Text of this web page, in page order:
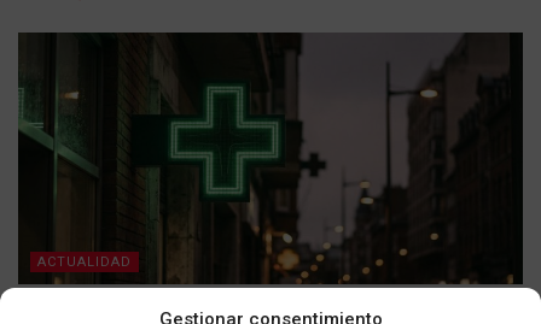
Gestionar consentimiento
ACTUALIDAD
Farmacias de guardia en Ceuta para el 9 de agosto de